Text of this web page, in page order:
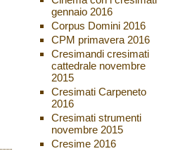
gennaio 2016
Corpus Domini 2016
CPM primavera 2016
Cresimandi cresimati
cattedrale novembre
2015
Cresimati Carpeneto
2016
Cresimati strumenti
novembre 2015
Cresime 2016